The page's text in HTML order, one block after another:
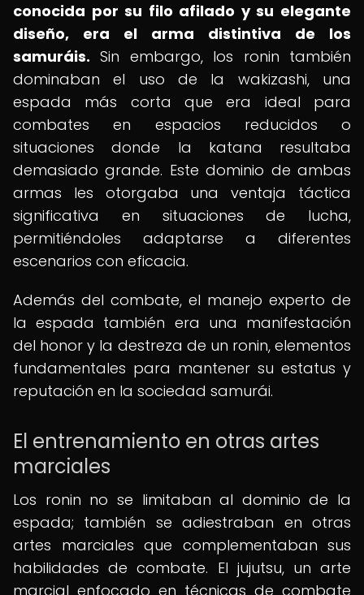
conocida por su filo afilado y su elegante
diseño, era el arma distintiva de los
samuráis. Sin embargo, los ronin también
dominaban el uso de la wakizashi, una
espada más corta que era ideal para
combates en espacios reducidos o
situaciones donde la katana resultaba
demasiado grande. Este dominio de ambas
armas les otorgaba una ventaja táctica
significativa en situaciones de lucha,
permitiéndoles adaptarse a diferentes
escenarios con eficacia.
Además del combate, el manejo experto de
la espada también era una manifestación
del honor y la destreza de un ronin, elementos
fundamentales para mantener su estatus y
reputación en la sociedad samurái.
El entrenamiento en otras artes
marciales
Los ronin no se limitaban al dominio de la
espada; también se adiestraban en otras
artes marciales que complementaban sus
habilidades de combate. El jujutsu, un arte
marcial enfocado en técnicas de combate